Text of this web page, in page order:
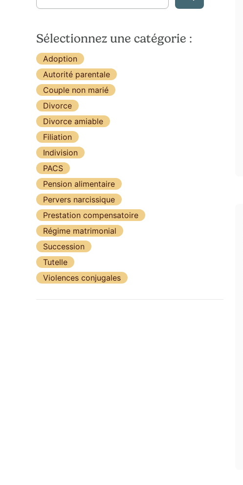
Sélectionnez une catégorie :
Adoption
Autorité parentale
Couple non marié
Divorce
Divorce amiable
Filiation
Indivision
PACS
Pension alimentaire
Pervers narcissique
Prestation compensatoire
Régime matrimonial
Succession
Tutelle
Violences conjugales